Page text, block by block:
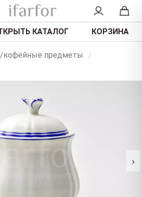
КАТАЛОГ КОРЗИНА
кофейные предметы
/
›